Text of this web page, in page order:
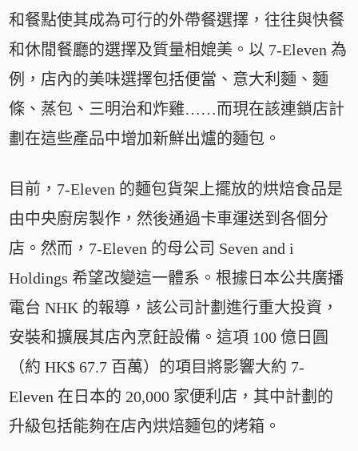
和餐點使其成為可行的外帶餐選擇，往往與快餐
和休閒餐廳的選擇及質量相媲美。以 7-Eleven 為
例，店內的美味選擇包括便當、意大利麵、麵
條、蒸包、三明治和炸雞……而現在該連鎖店計
劃在這些產品中增加新鮮出爐的麵包。
目前，7-Eleven 的麵包貨架上擺放的烘焙食品是
由中央廚房製作，然後通過卡車運送到各個分
店。然而，7-Eleven 的母公司 Seven and i
Holdings 希望改變這一體系。根據日本公共廣播
電台 NHK 的報導，該公司計劃進行重大投資，
安裝和擴展其店內烹飪設備。這項 100 億日圓
（約 HK$ 67.7 百萬）的項目將影響大約 7-
Eleven 在日本的 20,000 家便利店，其中計劃的
升級包括能夠在店內烘焙麵包的烤箱。